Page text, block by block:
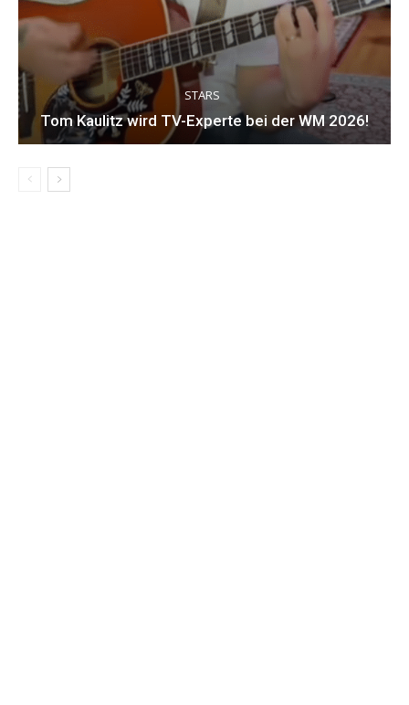
STARS
Tom Kaulitz wird TV-Experte bei der WM 2026!